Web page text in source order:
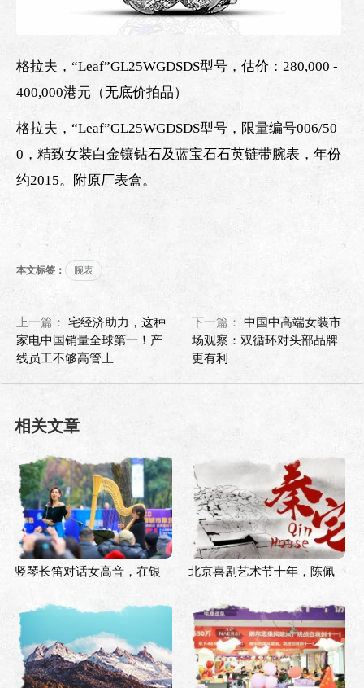
格拉夫，“Leaf”GL25WGDSDS型号，估价：280,000 -
400,000港元（无底价拍品）
格拉夫，“Leaf”GL25WGDSDS型号，限量编号006/50
0，精致女装白金镶钻石及蓝宝石石英链带腕表，年份
约2015。附原厂表盒。
本文标签： 腕表
上一篇：
宅经济助力，这种
家电中国销量全球第一！产
线员工不够高管上
下一篇：
中国中高端女装市
场观察：双循环对头部品牌
更有利
相关文章
竖琴长笛对话女高音，在银
北京喜剧艺术节十年，陈佩